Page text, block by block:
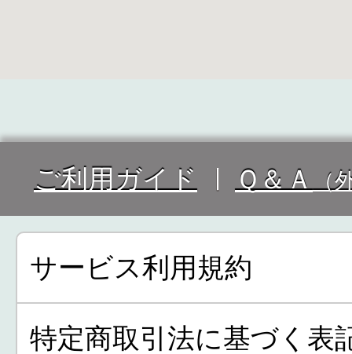
ご利用ガイド Ｑ＆Ａ （
サービス利用規約
特定商取引法に基づく表